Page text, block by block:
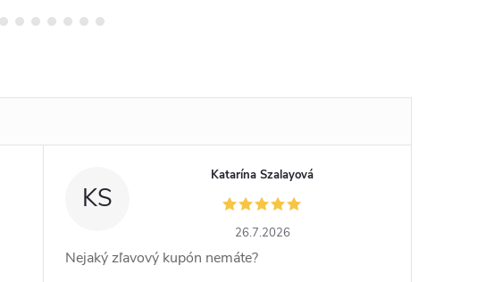
KS
Katarína Szalayová
26.7.2026
Nejaký zľavový kupón nemáte?